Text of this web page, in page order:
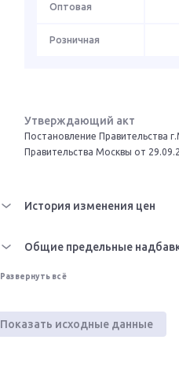
Оптовая
Розничная
Утверждающий акт
Постановление Правительства
Правительства Москвы от
История изменения цен
Общие предельные
Развернуть всё
Показать исходные данные